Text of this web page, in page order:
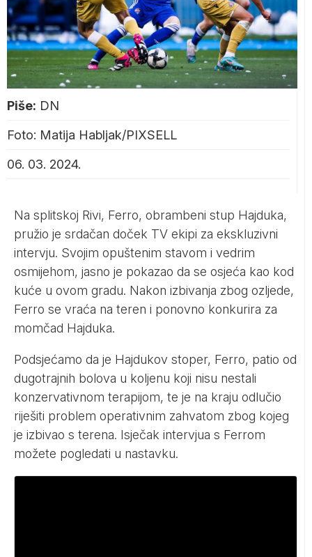
Piše: DN
Foto: Matija Habljak/PIXSELL
06. 03. 2024.
Na splitskoj Rivi, Ferro, obrambeni stup Hajduka,
pružio je srdačan doček TV ekipi za ekskluzivni
intervju. Svojim opuštenim stavom i vedrim
osmijehom, jasno je pokazao da se osjeća kao kod
kuće u ovom gradu. Nakon izbivanja zbog ozljede,
Ferro se vraća na teren i ponovno konkurira za
momčad Hajduka.
Podsjećamo da je Hajdukov stoper, Ferro, patio od
dugotrajnih bolova u koljenu koji nisu nestali
konzervativnom terapijom, te je na kraju odlučio
riješiti problem operativnim zahvatom zbog kojeg
je izbivao s terena. Isječak intervjua s Ferrom
možete pogledati u nastavku.